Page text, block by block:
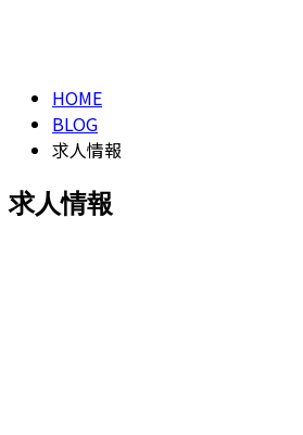
HOME
BLOG
求人情報
求人情報